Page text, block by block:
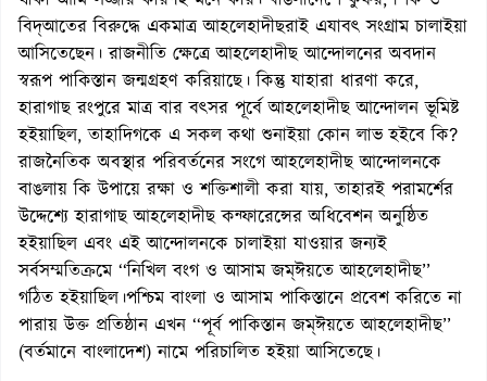
বিদ্আতের বিরুদ্ধে একমাত্র আহলেহাদীছরাই এযাবৎ সংগ্রাম চালাইয়া
আসিতেছেন। রাজনীতি ক্ষেত্রে আহলেহাদীছ আন্দোলনের অবদান
স্বরূপ পাকিস্তান জন্মগ্রহণ করিয়াছে। কিন্তু যাহারা ধারণা করে,
হারাগাছ রংপুরে মাত্র বার বৎসর পূর্বে আহলেহাদীছ আন্দোলন ভূমিষ্ট
হইয়াছিল, তাহাদিগকে এ সকল কথা শুনাইয়া কোন লাভ হইবে কি?
রাজনৈতিক অবস্থার পরিবর্তনের সংগে আহলেহাদীছ আন্দোলনকে
বাঙলায় কি উপায়ে রক্ষা ও শক্তিশালী করা যায়, তাহারই পরামর্শের
উদ্দেশ্যে হারাগাছ আহলেহাদীছ কন্ফারেন্সের অধিবেশন অনুষ্ঠিত
হইয়াছিল এবং এই আন্দোলনকে চালাইয়া যাওয়ার জন্যই
সর্বসম্মতিক্রমে ‘‘নিখিল বংগ ও আসাম জম্ঈয়তে আহলেহাদীছ’’
গঠিত হইয়াছিল।পশ্চিম বাংলা ও আসাম পাকিস্তানে প্রবেশ করিতে না
পারায় উক্ত প্রতিষ্ঠান এখন ‘‘পূর্ব পাকিস্তান জম্ঈয়তে আহলেহাদীছ’’
(বর্তমানে বাংলাদেশ) নামে পরিচালিত হইয়া আসিতেছে।